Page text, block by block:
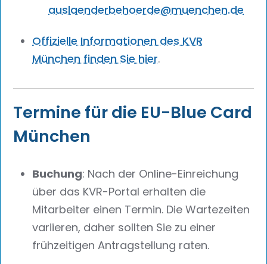
auslaenderbehoerde@muenchen.de
Offizielle Informationen des KVR
München finden Sie hier.
Termine für die EU-Blue Card
München
Buchung: Nach der Online-Einreichung
über das KVR-Portal erhalten die
Mitarbeiter einen Termin. Die Wartezeiten
variieren, daher sollten Sie zu einer
frühzeitigen Antragstellung raten.